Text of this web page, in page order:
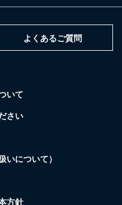
いて
さい
いについて）
方針
よくあるご質問